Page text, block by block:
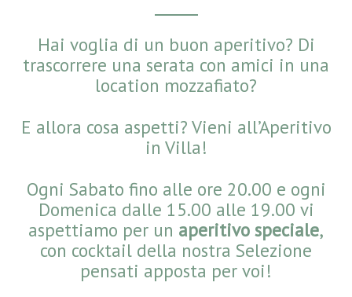
Hai voglia di un buon aperitivo? Di
trascorrere una serata con amici in una
location mozzafiato?
E allora cosa aspetti? Vieni all’Aperitivo
in Villa!
Ogni Sabato fino alle ore 20.00 e ogni
Domenica dalle 15.00 alle 19.00 vi
aspettiamo per un aperitivo speciale,
con cocktail della nostra Selezione
pensati apposta per voi!